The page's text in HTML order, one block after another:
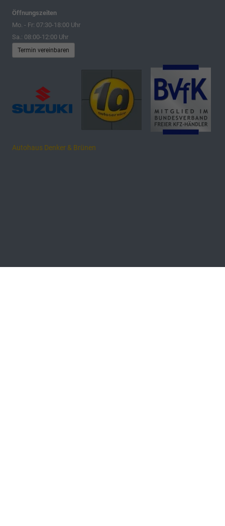
Öffnungszeiten
Mo. - Fr: 07:30-18:00 Uhr
Sa.: 08:00-12:00 Uhr
Termin vereinbaren
Autohaus Denker & Brünen